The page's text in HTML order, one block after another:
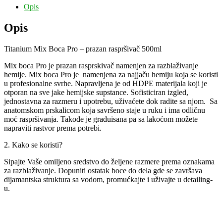
prazan
raspršivač
500ml
Opis
Opis
Titanium Mix Boca Pro – prazan raspršivač 500ml
Mix boca Pro je prazan rasprskivač namenjen za razblaživanje
hemije. Mix boca Pro je namenjena za najjaču hemiju koja se koristi
u profesionalne svrhe. Napravljena je od HDPE materijala koji je
otporan na sve jake hemijske supstance. Sofisticiran izgled,
jednostavna za razmeru i upotrebu, uživaćete dok radite sa njom. Sa
anatomskom prskalicom koja savršeno staje u ruku i ima odličnu
moć raspršivanja. Takođe je graduisana pa sa lakoćom možete
napraviti rastvor prema potrebi.
2. Kako se koristi?
Sipajte Vaše omiljeno sredstvo do željene razmere prema oznakama
za razblaživanje. Dopuniti ostatak boce do dela gde se završava
dijamantska struktura sa vodom, promućkajte i uživajte u detailing-
u.